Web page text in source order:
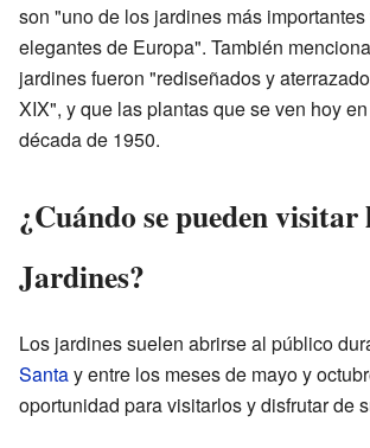
son "uno de los jardines más
elegantes de Europa". También
jardines fueron "rediseñados y
XIX", y que las plantas que se ven hoy
década de 1950.
¿Cuándo se pueden visitar
Jardines?
Los jardines suelen abrirse al público
Santay entre los meses de mayo y
oportunidad para visitarlos y disfrutar de